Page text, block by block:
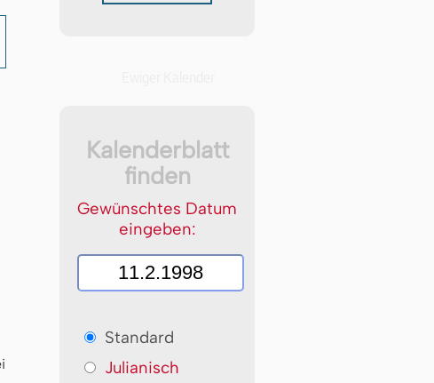
Kalenderblatt
finden
Gewünschtes Datum
eingeben:
Standard
Julianisch